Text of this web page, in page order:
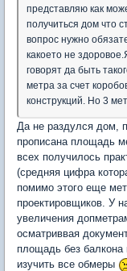
представляю как
получиться дом что
вопрос нужно
какоето не
говорят да быть
метра за счет
конструкций. Но 3
Да не раздулся дом,
прописана площадь
всех получилось
(средняя цифра
помимо этого еще
проектировщиков. У
увеличения
осматриввая
площадь без
изучить все обмеры